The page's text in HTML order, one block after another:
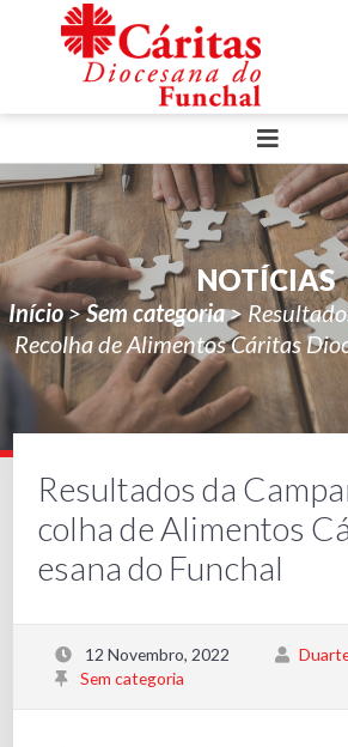
NOTÍCIAS
Início>Sem categoria>
Recolha de Alimentos Cáritas
Resultados da
colha de Alimentos
esana do Funchal
12 Novembro, 2022
Sem categoria